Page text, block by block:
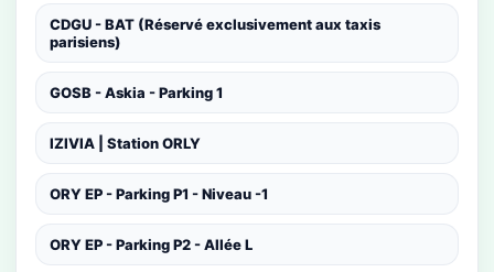
CDGU - BAT (Réservé exclusivement aux taxis
parisiens)
GOSB - Askia - Parking 1
IZIVIA | Station ORLY
ORY EP - Parking P1 - Niveau -1
ORY EP - Parking P2 - Allée L